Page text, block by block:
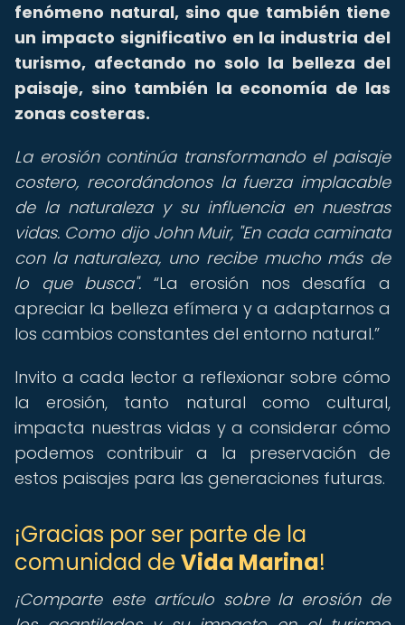
fenómeno natural, sino que también tiene
un impacto significativo en la industria del
turismo, afectando no solo la belleza del
paisaje, sino también la economía de las
zonas costeras.
La erosión continúa transformando el paisaje
costero, recordándonos la fuerza implacable
de la naturaleza y su influencia en nuestras
vidas. Como dijo John Muir, "En cada caminata
con la naturaleza, uno recibe mucho más de
lo que busca".
La erosión nos desafía a
apreciar la belleza efímera y a adaptarnos a
los cambios constantes del entorno natural.
Invito a cada lector a reflexionar sobre cómo
la erosión, tanto natural como cultural,
impacta nuestras vidas y a considerar cómo
podemos contribuir a la preservación de
estos paisajes para las generaciones futuras.
¡Gracias por ser parte de la
comunidad de Vida Marina!
¡Comparte este artículo sobre la erosión de